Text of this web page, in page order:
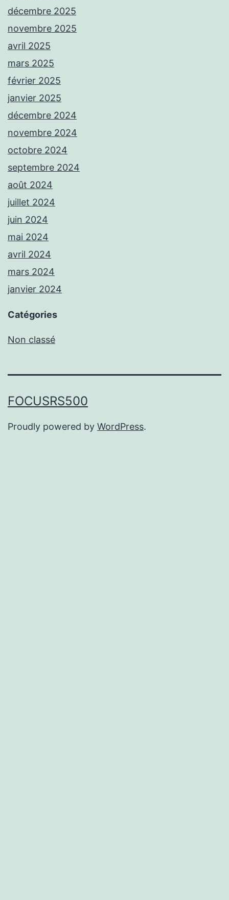
décembre 2025
novembre 2025
avril 2025
mars 2025
février 2025
janvier 2025
décembre 2024
novembre 2024
octobre 2024
septembre 2024
août 2024
juillet 2024
juin 2024
mai 2024
avril 2024
mars 2024
janvier 2024
Catégories
Non classé
FOCUSRS500
Proudly powered by WordPress.